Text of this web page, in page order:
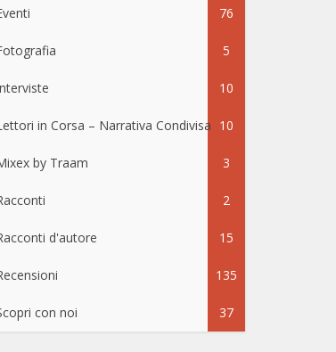
76
5
10
in Corsa – Narrativa Condivisa 10
by Traam 3
2
d'autore 15
135
con noi 37